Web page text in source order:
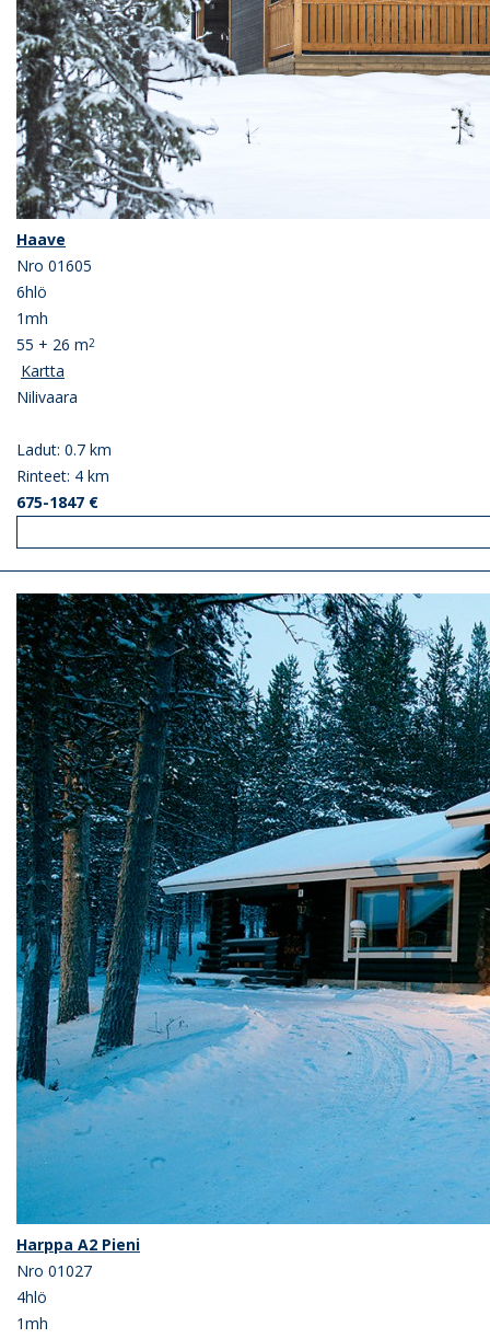
Haave
Nro 01605
6hlö
1mh
55 + 26 m2
Kartta
Nilivaara
Ladut: 0.7 km
Rinteet: 4 km
675-1847 €
Harppa A2 Pieni
Nro 01027
4hlö
1mh